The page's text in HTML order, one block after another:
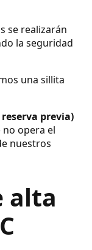
se realizarán
la seguridad
una sillita
previa)
opera el
nuestros
alta